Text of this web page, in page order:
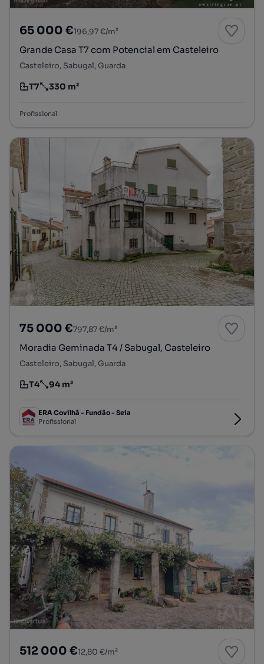
65 000 €196,97 €/m²
Grande Casa T7 com Potencial em Casteleiro
Casteleiro, Sabugal, Guarda
Tipologia
T7
Preço por metro quadrado
330 m²
Profissional
75 000 €797,87 €/m²
Moradia Geminada T4 / Sabugal, Casteleiro
Casteleiro, Sabugal, Guarda
Tipologia
T4
Preço por metro quadrado
94 m²
ERA Covilhã - Fundão - Seia
Profissional
512 000 €12,80 €/m²